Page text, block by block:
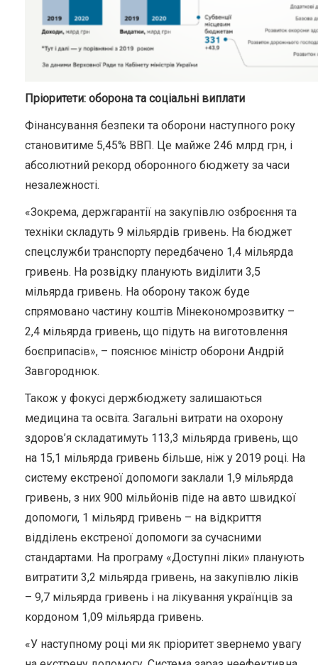
Пріоритети: оборона та соціальні виплати
Фінансування безпеки та оборони наступного року
становитиме 5,45% ВВП. Це майже 246 млрд грн, і
абсолютний рекорд оборонного бюджету за часи
незалежності.
«Зокрема, держгарантії на закупівлю озброєння та
техніки складуть 9 мільярдів гривень. На бюджет
спецслужби транспорту передбачено 1,4 мільярда
гривень. На розвідку планують виділити 3,5
мільярда гривень. На оборону також буде
спрямовано частину коштів Мінекономрозвитку –
2,4 мільярда гривень, що підуть на виготовлення
боєприпасів», – пояснює міністр оборони Андрій
Завгороднюк.
Також у фокусі держбюджету залишаються
медицина та освіта. Загальні витрати на охорону
здоров’я складатимуть 113,3 мільярда гривень, що
на 15,1 мільярда гривень більше, ніж у 2019 році. На
систему екстреної допомоги заклали 1,9 мільярда
гривень, з них 900 мільйонів піде на авто швидкої
допомоги, 1 мільярд гривень – на відкриття
відділень екстреної допомоги за сучасними
стандартами. На програму «Доступні ліки» планують
витратити 3,2 мільярда гривень, на закупівлю ліків
– 9,7 мільярда гривень і на лікування українців за
кордоном 1,09 мільярда гривень.
«У наступному році ми як пріоритет звернемо увагу